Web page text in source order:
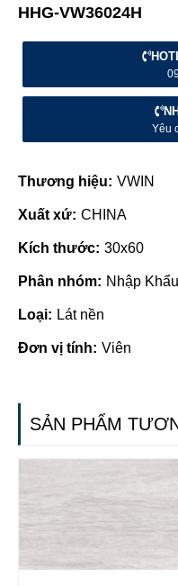
HHG-VW36024H
Yêu
Thương hiệu: VWIN
Xuất xứ: CHINA
Kích thước: 30x60
Phân nhóm: Nhập Khẩu
Loại: Lát nền
Đơn vị tính: Viên
SẢN PHẨM